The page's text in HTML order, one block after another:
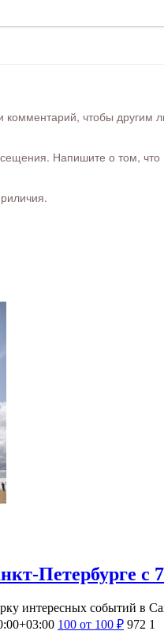
комментарий, чтобы
Напишите о том,
Петербурге с 7
интересных событий в
100 от 100 ₽ 972 1